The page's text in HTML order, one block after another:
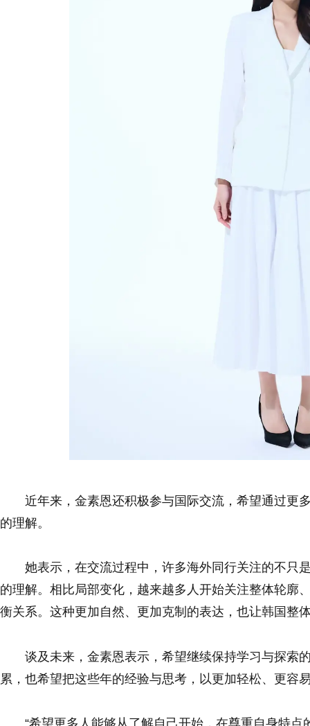
近年来，金素恩还积极参与国际交流，希望通过更
的理解。
她表示，在交流过程中，许多海外同行关注的不只
的理解。相比局部变化，越来越多人开始关注整体轮廓
衡关系。这种更加自然、更加克制的表达，也让韩国整
谈及未来，金素恩表示，希望继续保持学习与探索
累，也希望把这些年的经验与思考，以更加轻松、更容